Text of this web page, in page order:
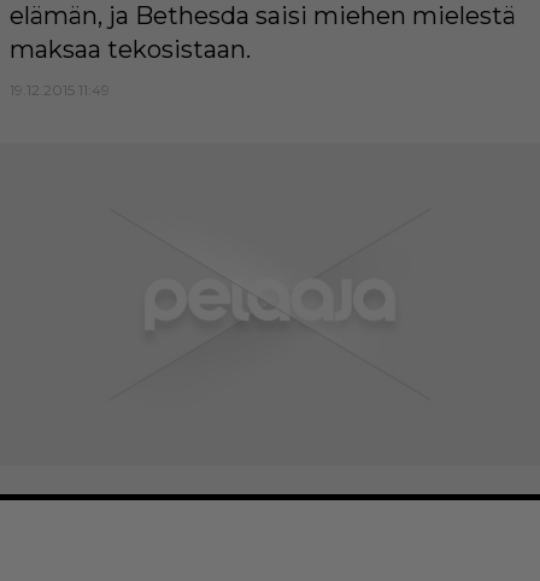
elämän, ja Bethesda saisi miehen mielestä
maksaa tekosistaan.
19.12.2015 11:49